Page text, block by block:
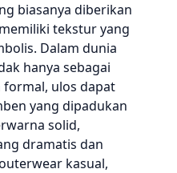
biasanya diberikan
tekstur yang
Dalam dunia
hanya sebagai
formal, ulos dapat
yang dipadukan
solid,
dramatis dan
kasual,